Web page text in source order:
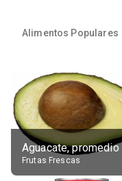
Alimentos Populares
Frutas Frescas